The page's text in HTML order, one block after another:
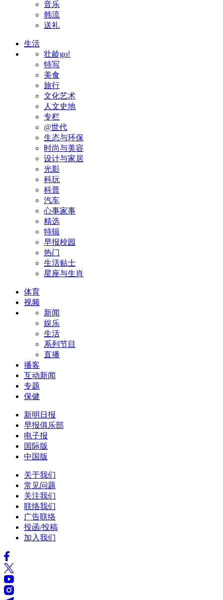
音乐
韩流
送礼
生活
壮龄go!
特写
美食
旅行
文化艺术
人文史地
专栏
@世代
生态与环保
时尚与美容
设计与家居
光影
科玩
科普
汽车
心事家事
精选
特辑
早报校园
热门
生活贴士
星座与生肖
体育
视频
新闻
娱乐
生活
系列节目
直播
播客
互动新闻
专题
保健
新明日报
早报俱乐部
电子报
国际版
中国版
关于我们
常见问题
关注我们
联络我们
广告联络
投函/投稿
加入我们